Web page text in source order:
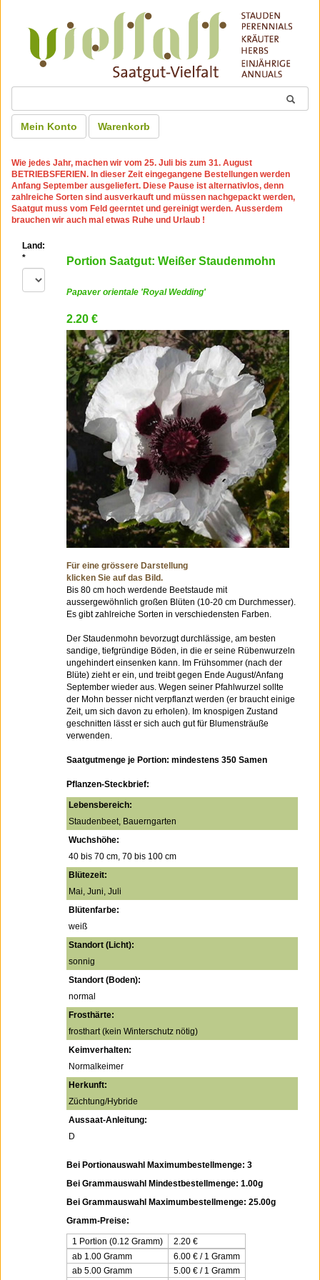
Mein Konto Warenkorb
Wie jedes Jahr, machen wir vom 25. Juli bis zum 31. August
BETRIEBSFERIEN. In dieser Zeit eingegangene Bestellungen werden
Anfang September ausgeliefert. Diese Pause ist alternativlos, denn
zahlreiche Sorten sind ausverkauft und müssen nachgepackt werden,
Saatgut muss vom Feld geerntet und gereinigt werden. Ausserdem
brauchen wir auch mal etwas Ruhe und Urlaub !
Land:
*
Portion Saatgut: Weißer Staudenmohn
Papaver orientale 'Royal Wedding'
2.20 €
Für eine grössere Darstellung
klicken Sie auf das Bild.
Bis 80 cm hoch werdende Beetstaude mit
aussergewöhnlich großen Blüten (10-20 cm Durchmesser).
Es gibt zahlreiche Sorten in verschiedensten Farben.
Der Staudenmohn bevorzugt durchlässige, am besten
sandige, tiefgründige Böden, in die er seine Rübenwurzeln
ungehindert einsenken kann. Im Frühsommer (nach der
Blüte) zieht er ein, und treibt gegen Ende August/Anfang
September wieder aus. Wegen seiner Pfahlwurzel sollte
der Mohn besser nicht verpflanzt werden (er braucht einige
Zeit, um sich davon zu erholen). Im knospigen Zustand
geschnitten lässt er sich auch gut für Blumensträuße
verwenden.
Saatgutmenge je Portion: mindestens 350 Samen
Pflanzen-Steckbrief:
Lebensbereich:
Staudenbeet, Bauerngarten
Wuchshöhe:
40 bis 70 cm, 70 bis 100 cm
Blütezeit:
Mai, Juni, Juli
Blütenfarbe:
weiß
Standort (Licht):
sonnig
Standort (Boden):
normal
Frosthärte:
frosthart (kein Winterschutz nötig)
Keimverhalten:
Normalkeimer
Herkunft:
Züchtung/Hybride
Aussaat-Anleitung:
D
Bei Portionauswahl Maximumbestellmenge: 3
Bei Grammauswahl Mindestbestellmenge: 1.00g
Bei Grammauswahl Maximumbestellmenge: 25.00g
Gramm-Preise:
1 Portion (0.12 Gramm) 2.20 €
ab 1.00 Gramm
6.00 € / 1 Gramm
ab 5.00 Gramm
5.00 € / 1 Gramm